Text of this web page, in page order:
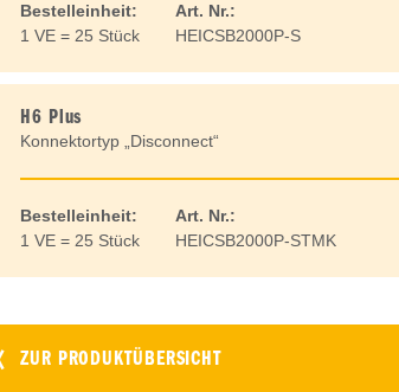
Bestelleinheit:
Art. Nr.:
1 VE = 25 Stück
HEICSB2000P-S
H6 Plus
Konnektortyp „Disconnect“
Bestelleinheit:
Art. Nr.:
1 VE = 25 Stück
HEICSB2000P-STMK
ZUR PRODUKTÜBERSICHT